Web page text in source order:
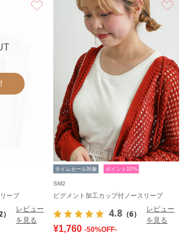
ーブ
）
レビュー
を見る
タイムセール対象 ポイント10%
SM2
ピグメント加工カップ付ノースリーブ
4.8 （6）
レビュー
を見る
¥1,760 -50%OFF-